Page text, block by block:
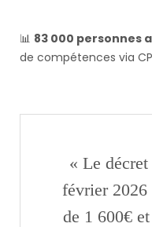
📊 83 000 personnes
de compétences via
« Le
février
de 1 600€